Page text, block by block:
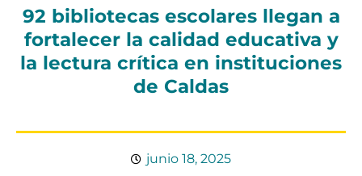
92 bibliotecas escolares llegan a
fortalecer la calidad educativa y
la lectura crítica en instituciones
de Caldas
junio 18, 2025